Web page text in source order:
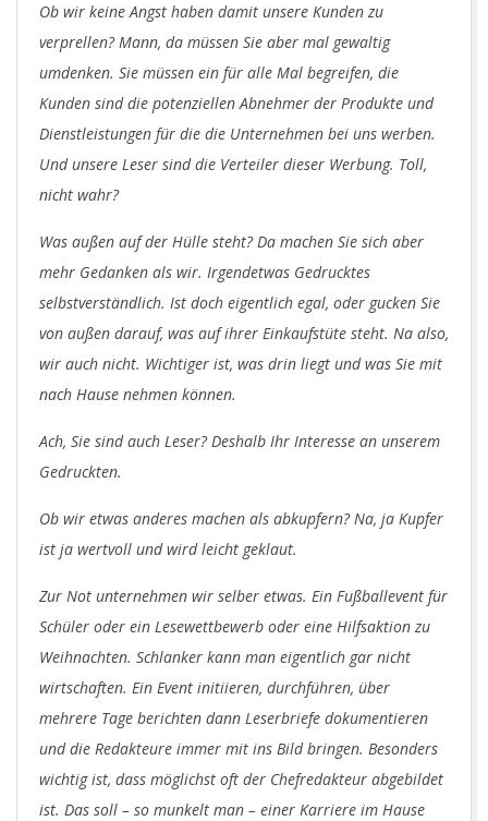
Ob wir keine Angst haben damit unsere Kunden zu
verprellen? Mann, da müssen Sie aber mal gewaltig
umdenken. Sie müssen ein für alle Mal begreifen, die
Kunden sind die potenziellen Abnehmer der Produkte und
Dienstleistungen für die die Unternehmen bei uns werben.
Und unsere Leser sind die Verteiler dieser Werbung. Toll,
nicht wahr?
Was außen auf der Hülle steht? Da machen Sie sich aber
mehr Gedanken als wir. Irgendetwas Gedrucktes
selbstverständlich. Ist doch eigentlich egal, oder gucken Sie
von außen darauf, was auf ihrer Einkaufstüte steht. Na also,
wir auch nicht. Wichtiger ist, was drin liegt und was Sie mit
nach Hause nehmen können.
Ach, Sie sind auch Leser? Deshalb Ihr Interesse an unserem
Gedruckten.
Ob wir etwas anderes machen als abkupfern? Na, ja Kupfer
ist ja wertvoll und wird leicht geklaut.
Zur Not unternehmen wir selber etwas. Ein Fußballevent für
Schüler oder ein Lesewettbewerb oder eine Hilfsaktion zu
Weihnachten. Schlanker kann man eigentlich gar nicht
wirtschaften. Ein Event initiieren, durchführen, über
mehrere Tage berichten dann Leserbriefe dokumentieren
und die Redakteure immer mit ins Bild bringen. Besonders
wichtig ist, dass möglichst oft der Chefredakteur abgebildet
ist. Das soll – so munkelt man – einer Karriere im Hause